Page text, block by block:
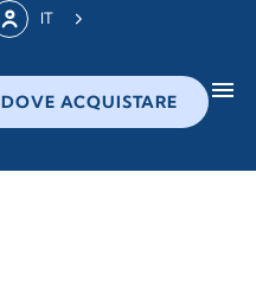
IT
DOVE ACQUISTARE menu